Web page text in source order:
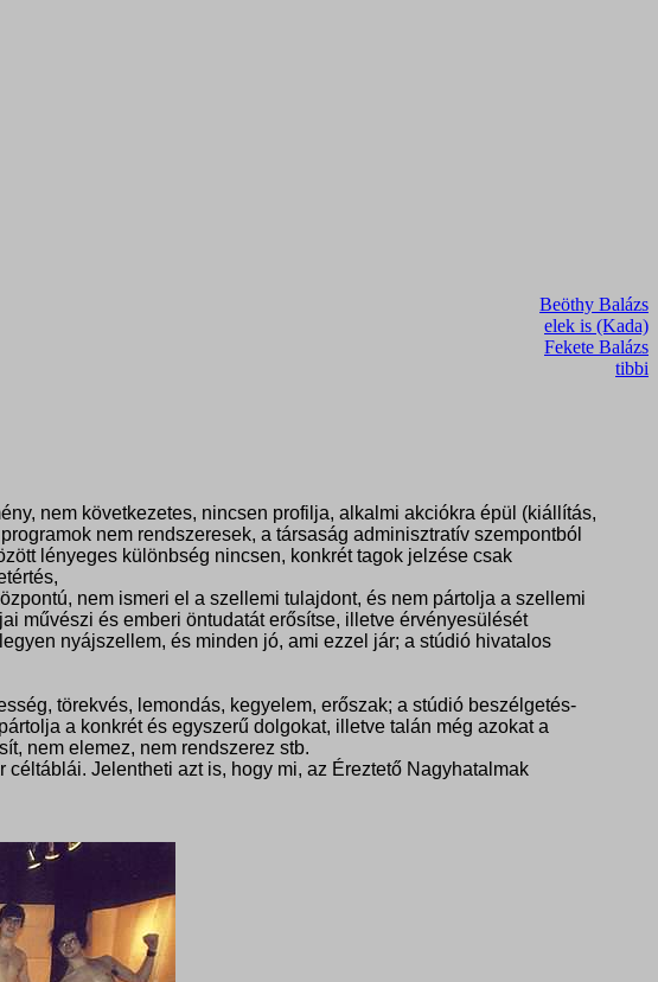
Beöthy Balázs
elek is (Kada)
Fekete Balázs
tibbi
nem következetes, nincsen profilja, alkalmi akciókra épül (kiállítás,
nem rendszeresek, a társaság adminisztratív szempontból
lényeges különbség nincsen, konkrét tagok jelzése csak
nem ismeri el a szellemi tulajdont, és nem pártolja a szellemi
művészi és emberi öntudatát erősítse, illetve érvényesülését
nyájszellem, és minden jó, ami ezzel jár; a stúdió hivatalos
törekvés, lemondás, kegyelem, erőszak; a stúdió beszélgetés-
a konkrét és egyszerű dolgokat, illetve talán még azokat a
nem elemez, nem rendszerez stb.
Jelentheti azt is, hogy mi, az Éreztető Nagyhatalmak